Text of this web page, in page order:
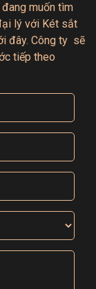
đang muốn tìm
lý với Két sắt
đây. Công ty sẽ
tiếp theo